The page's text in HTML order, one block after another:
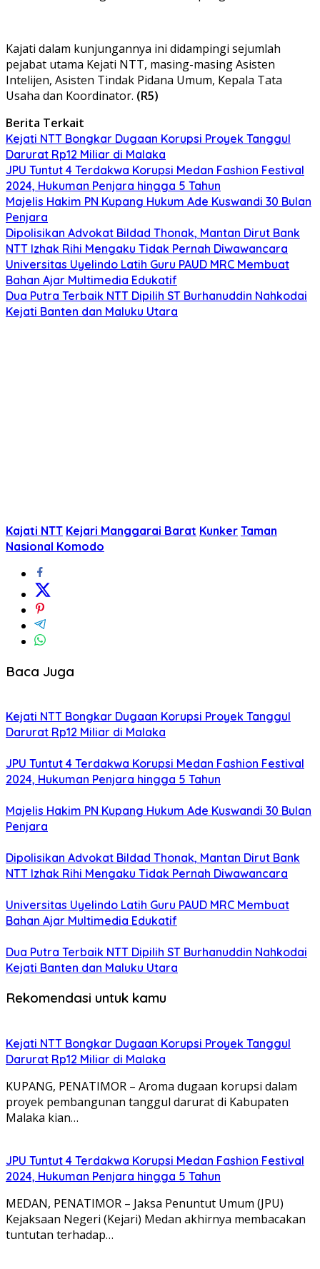
Kajati dalam kunjungannya ini didampingi sejumlah
pejabat utama Kejati NTT, masing-masing Asisten
Intelijen, Asisten Tindak Pidana Umum, Kepala Tata
Usaha dan Koordinator. (R5)
Berita Terkait
Kejati NTT Bongkar Dugaan Korupsi Proyek Tanggul
Darurat Rp12 Miliar di Malaka
JPU Tuntut 4 Terdakwa Korupsi Medan Fashion Festival
2024, Hukuman Penjara hingga 5 Tahun
Majelis Hakim PN Kupang Hukum Ade Kuswandi 30 Bulan
Penjara
Dipolisikan Advokat Bildad Thonak, Mantan Dirut Bank
NTT Izhak Rihi Mengaku Tidak Pernah Diwawancara
Universitas Uyelindo Latih Guru PAUD MRC Membuat
Bahan Ajar Multimedia Edukatif
Dua Putra Terbaik NTT Dipilih ST Burhanuddin Nahkodai
Kejati Banten dan Maluku Utara
Kajati NTT Kejari Manggarai Barat Kunker Taman
Nasional Komodo
Baca Juga
Kejati NTT Bongkar Dugaan Korupsi Proyek Tanggul
Darurat Rp12 Miliar di Malaka
JPU Tuntut 4 Terdakwa Korupsi Medan Fashion Festival
2024, Hukuman Penjara hingga 5 Tahun
Majelis Hakim PN Kupang Hukum Ade Kuswandi 30 Bulan
Penjara
Dipolisikan Advokat Bildad Thonak, Mantan Dirut Bank
NTT Izhak Rihi Mengaku Tidak Pernah Diwawancara
Universitas Uyelindo Latih Guru PAUD MRC Membuat
Bahan Ajar Multimedia Edukatif
Dua Putra Terbaik NTT Dipilih ST Burhanuddin Nahkodai
Kejati Banten dan Maluku Utara
Rekomendasi untuk kamu
Kejati NTT Bongkar Dugaan Korupsi Proyek Tanggul
Darurat Rp12 Miliar di Malaka
KUPANG, PENATIMOR – Aroma dugaan korupsi dalam
proyek pembangunan tanggul darurat di Kabupaten
Malaka kian…
JPU Tuntut 4 Terdakwa Korupsi Medan Fashion Festival
2024, Hukuman Penjara hingga 5 Tahun
MEDAN, PENATIMOR – Jaksa Penuntut Umum (JPU)
Kejaksaan Negeri (Kejari) Medan akhirnya membacakan
tuntutan terhadap…